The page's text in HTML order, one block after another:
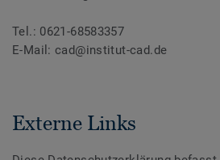
Tel.: 0621-68583357
E-Mail: cad@institut-cad.de
Externe Links